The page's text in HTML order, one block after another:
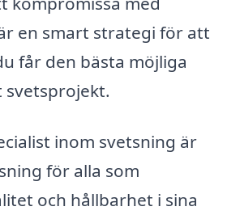
en smart strategi för att
får den bästa möjliga
inom svetsning är
för alla som
och hållbarhet i sina